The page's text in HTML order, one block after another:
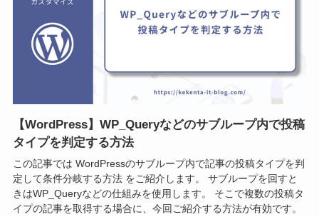
【WordPress】WP_Queryなどのサブループ内で投稿
タイプを判定する方法
この記事では WordPressのサブループ内で記事の投稿タイプを判
定して条件分岐する方法 をご紹介します。 サブループを回すと
きはWP_Queryなどの仕組みを使用します。 そこで複数の投稿タ
イプの記事を取得する場合に、今回ご紹介する方法が有効です。